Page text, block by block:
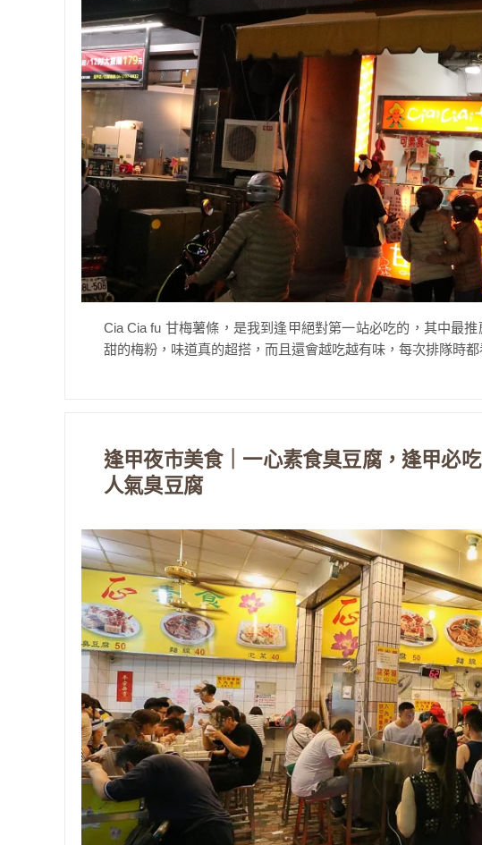
Cia Cia fu 甘梅薯條，是我到逢甲絕對第一站必吃的，其中最
甜的梅粉，味道真的超搭，而且還會越吃越有味，每次排隊時都
逢甲夜市美食｜一心素食臭豆腐，逢甲必
人氣臭豆腐